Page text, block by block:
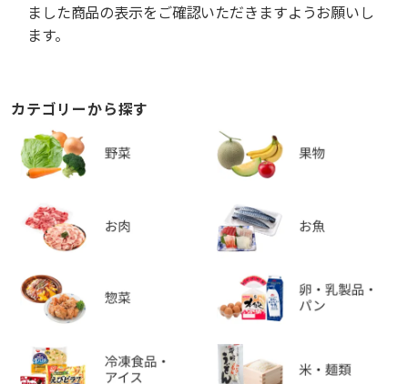
ました商品の表示をご確認いただきますようお願いし
ます。
カテゴリーから探す